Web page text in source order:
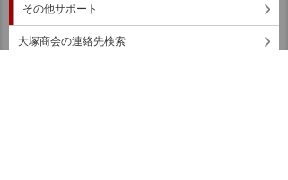
その他サポート
大塚商会の連絡先検索